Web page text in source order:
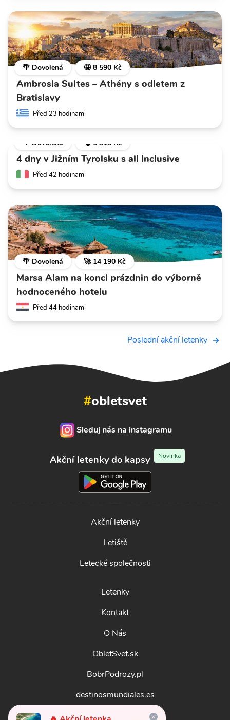
🌴 Dovolená 🤩 8 590 Kč
Ambrosia Suites – Athény s odletem z
Bratislavy
Před 23 hodinami
🌴 Dovolená 💣 6 318 Kč
4 dny v Jižním Tyrolsku s all Inclusive
Před 42 hodinami
🌴 Dovolená 🚀 14 190 Kč
Marsa Alam na konci prázdnin do výborně
hodnoceného hotelu
Před 44 hodinami
Poslední akční letenky
#obletsvet
Sleduj nás na instagramu
Akční letenky do kapsy Novinka
Akční letenky
Letiště
Letecké společnosti
Letenky
Kontakt
O Nás
ObletSvet.sk
BobrPodrozy.pl
destinosmundiales.es
guidadestinazioni.it